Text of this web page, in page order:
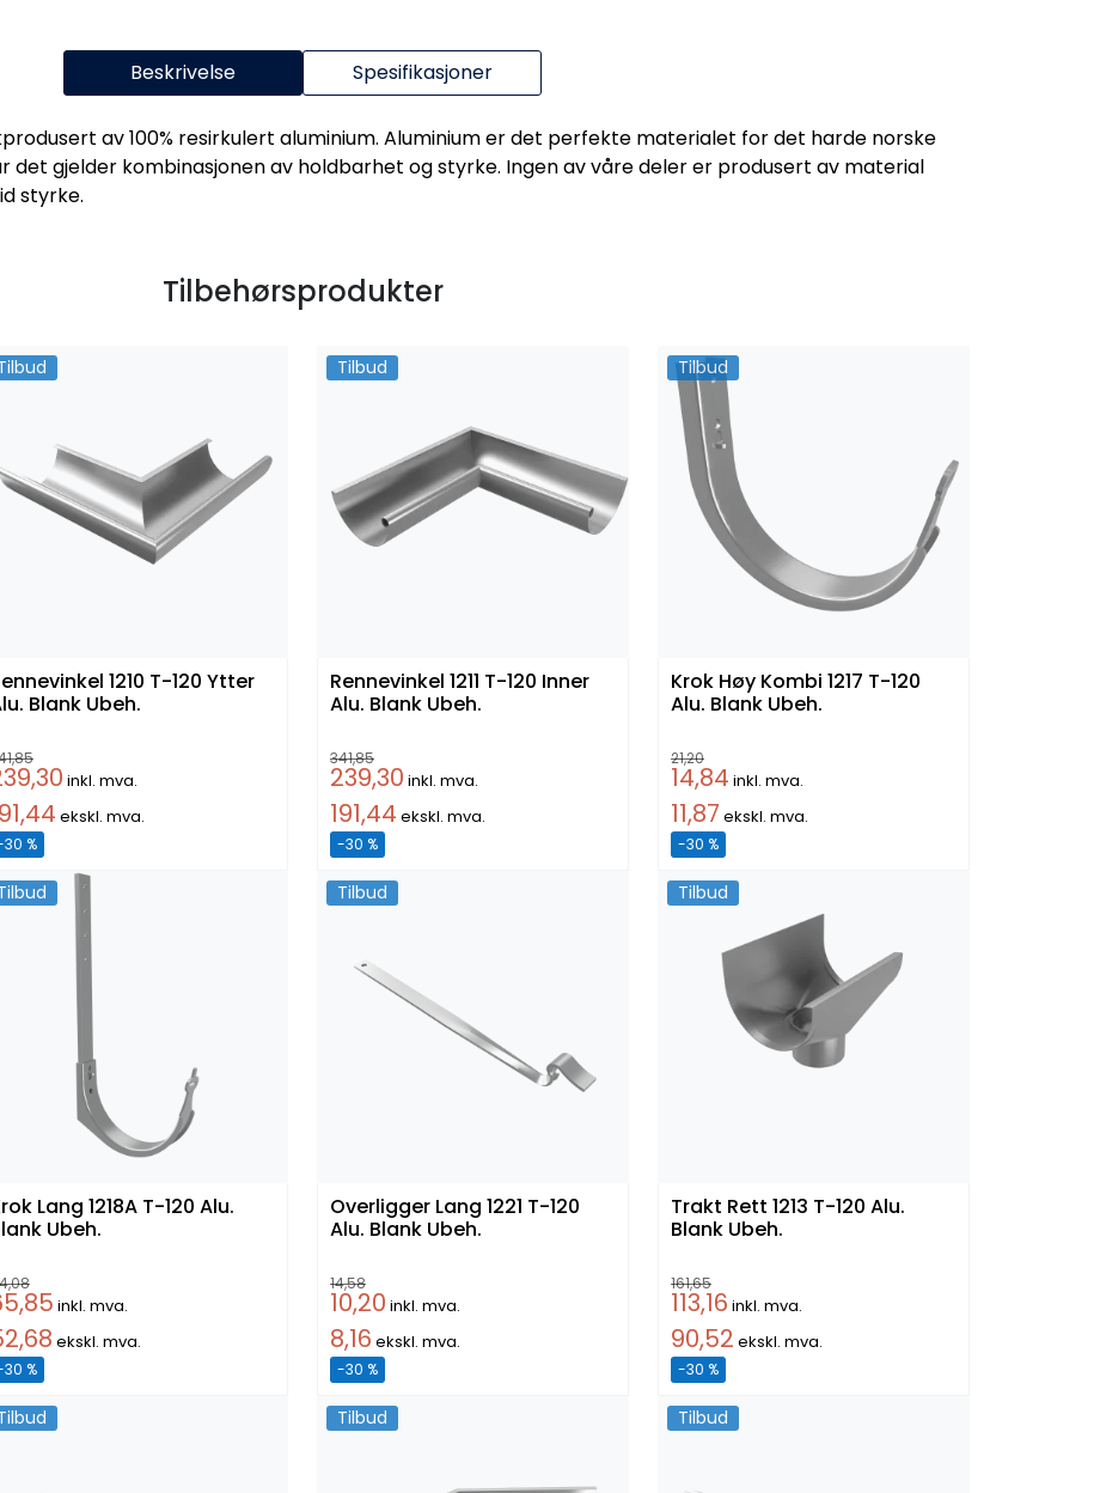
Beskrivelse Spesifikasjoner
av 100% resirkulert aluminium. Aluminium er det perfekte materialet for det harde norske
det gjelder kombinasjonen av holdbarhet og styrke. Ingen av våre deler er produsert av material
styrke.
Tilbehørsprodukter
1210 T-120 Ytter
Blank Ubeh.
inkl. mva.
ekskl. mva.
%
Tilbud
Rennevinkel 1211 T-120 Inner
Alu. Blank Ubeh.
341,85
239,30 inkl. mva.
191,44 ekskl. mva.
-30 %
Tilbud
Krok Høy Kombi 1217 T-120
Alu. Blank Ubeh.
21,20
14,84 inkl. mva.
11,87 ekskl. mva.
-30 %
Lang 1218A T-120 Alu.
Ubeh.
inkl. mva.
ekskl. mva.
%
Tilbud
Overligger Lang 1221 T-120
Alu. Blank Ubeh.
14,58
10,20 inkl. mva.
8,16 ekskl. mva.
-30 %
Tilbud
Trakt Rett 1213 T-120 Alu.
Blank Ubeh.
161,65
113,16 inkl. mva.
90,52 ekskl. mva.
-30 %
Tilbud Tilbud